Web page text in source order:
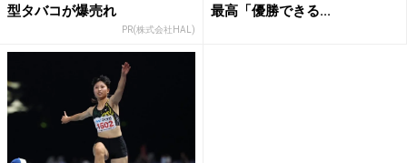
型タバコが爆売れ
PR(株式会社HAL)
最高「優勝できる...